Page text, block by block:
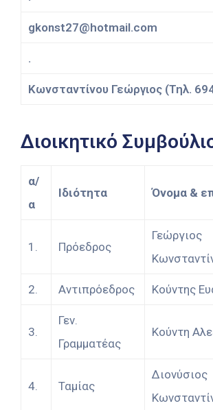
gkonst27@hotmail.com
.
Κωνσταντίνου Γεώργιος (Τηλ.
Διοικητικό
α/
α
Ιδιότητα Όνομα &
1. Πρόεδρος
Γεώργιος
2. Αντιπρόεδρος Κούντης
3.
Γεν.
Γραμματέας
Κούντη
4. Ταμίας
Διονύσιος